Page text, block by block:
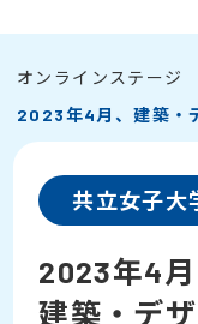
オンラインステージ
2023年4月、建築・
共立女子大
2023年4月
建築・デ